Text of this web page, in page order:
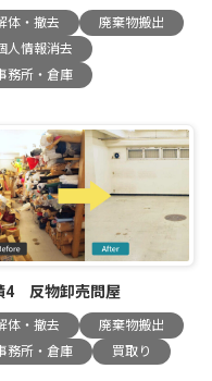
体・撤去
廃棄物搬出
人情報消去
務所・倉庫
4 反物卸売問屋
体・撤去
廃棄物搬出
務所・倉庫
買取り